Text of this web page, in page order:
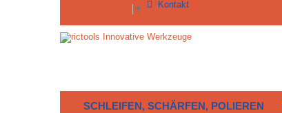
▼ Kontakt
SCHLEIFEN, SCHÄRFEN, POLIEREN